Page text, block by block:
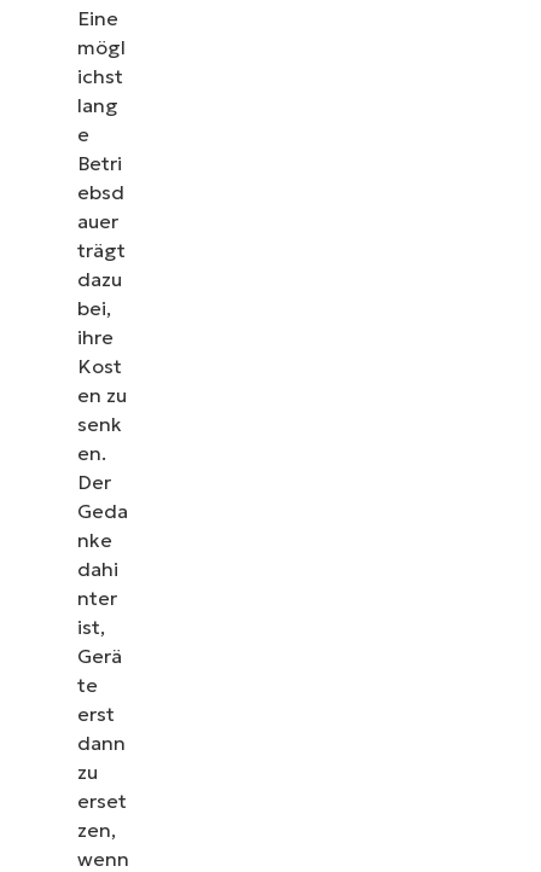
Eine
mögl
ichst
lang
e
Betri
ebsd
auer
trägt
dazu
bei,
ihre
Kost
en zu
senk
en.
Der
Geda
nke
dahi
nter
ist,
Gerä
te
erst
dann
zu
erset
zen,
wenn